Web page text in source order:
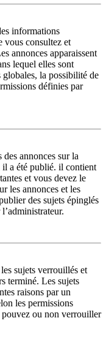
informations
vous consultez et
annonces apparaissent
lequel elles sont
la possibilité de
définies par
annonces sur la
il a été publié. il contient
et vous devez le
les annonces et les
des sujets épinglés
sujets verrouillés et
terminé. Les sujets
raisons par un
les permissions
pouvez ou non verrouiller